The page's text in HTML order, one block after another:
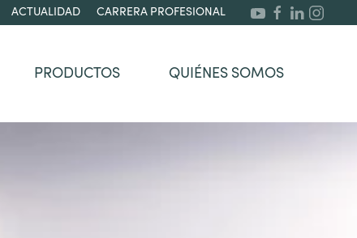
ACTUALIDAD CARRERA PROFESIONAL
PRODUCTOS QUIÉNES SOMOS